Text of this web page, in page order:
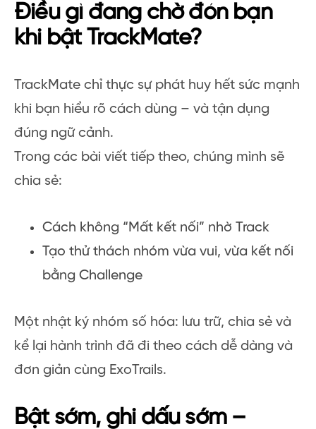
Điều gì đang chờ đón bạn
khi bật TrackMate?
TrackMate chỉ thực sự phát huy hết sức mạnh
khi bạn hiểu rõ cách dùng – và tận dụng
đúng ngữ cảnh.
Trong các bài viết tiếp theo, chúng mình sẽ
chia sẻ:
Cách không “Mất kết nối” nhờ Track
Tạo thử thách nhóm vừa vui, vừa kết nối
bằng Challenge
Một nhật ký nhóm số hóa: lưu trữ, chia sẻ và
kể lại hành trình đã đi theo cách dễ dàng và
đơn giản cùng ExoTrails.
Bật sớm, ghi dấu sớm –